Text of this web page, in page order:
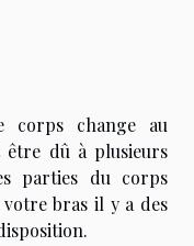
corps change au
être dû à plusieurs
parties du corps
bras il y a des